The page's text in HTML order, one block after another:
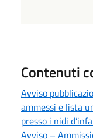
Contenuti
Avviso
ammessi e lista
presso i nidi
Avviso –